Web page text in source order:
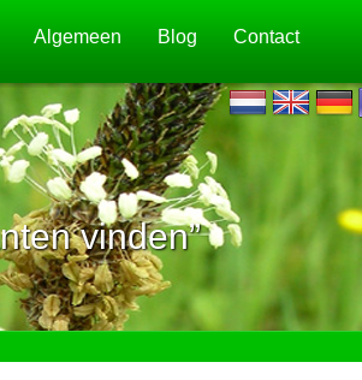
Algemeen Blog Contact
vinden”